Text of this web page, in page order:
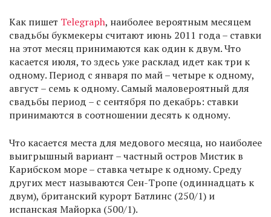
Как пишет Telegraph, наиболее вероятным месяцем
свадьбы букмекеры считают июнь 2011 года – ставки
на этот месяц принимаются как один к двум. Что
касается июля, то здесь уже расклад идет как три к
одному. Период с января по май – четыре к одному,
август – семь к одному. Самый маловероятный для
свадьбы период – с сентября по декабрь: ставки
принимаются в соотношении десять к одному.
Что касается места для медового месяца, но наиболее
выигрышный вариант – частный остров Мистик в
Карибском море – ставка четыре к одному. Среду
других мест называются Сен-Тропе (одиннадцать к
двум), британский курорт Батлинс (250/1) и
испанская Майорка (500/1).